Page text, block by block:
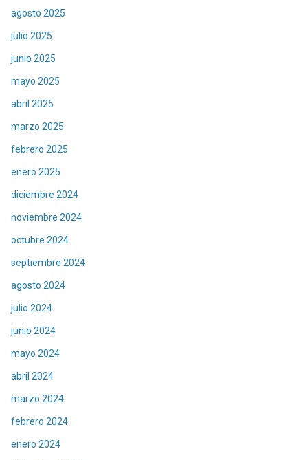
agosto 2025
julio 2025
junio 2025
mayo 2025
abril 2025
marzo 2025
febrero 2025
enero 2025
diciembre 2024
noviembre 2024
octubre 2024
septiembre 2024
agosto 2024
julio 2024
junio 2024
mayo 2024
abril 2024
marzo 2024
febrero 2024
enero 2024